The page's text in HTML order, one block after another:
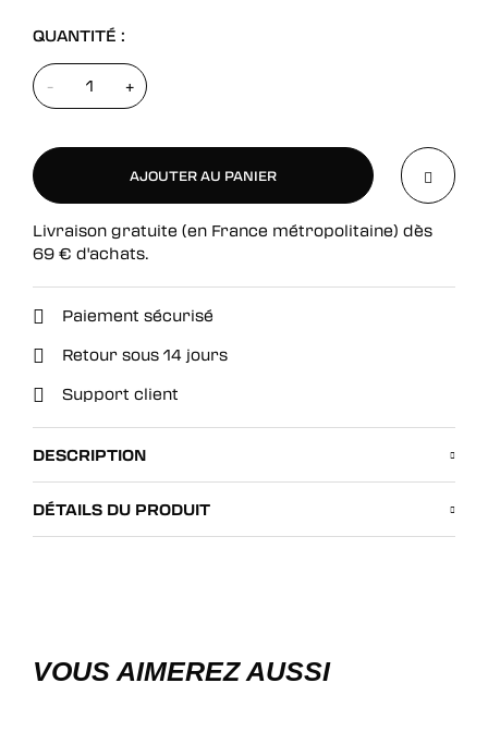
QUANTITÉ :
- +
AJOUTER AU PANIER
AJOUTER AU PANIER
Livraison gratuite (en France métropolitaine) dès
69 € d'achats.
Paiement sécurisé
Retour sous 14 jours
Support client
DESCRIPTION
DÉTAILS DU PRODUIT
VOUS AIMEREZ AUSSI